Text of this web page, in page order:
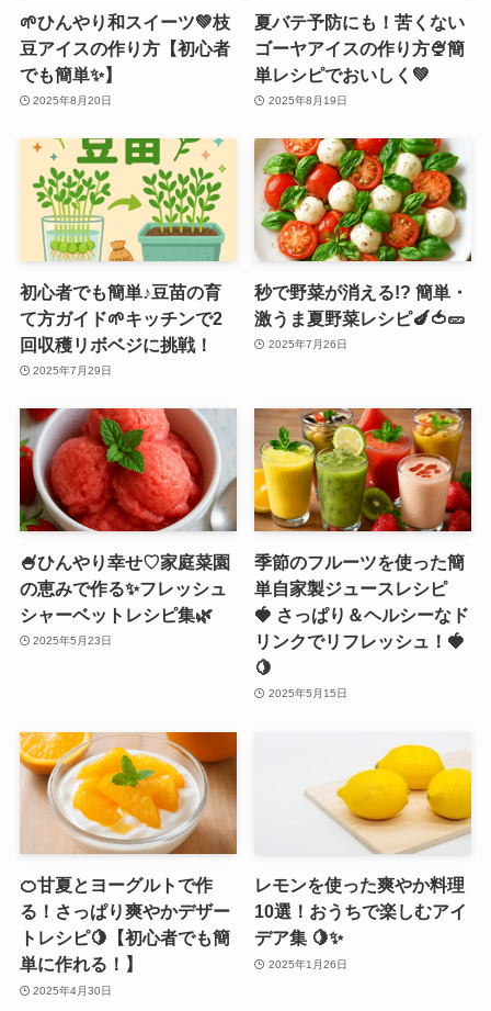
🌱ひんやり和スイーツ💚枝
豆アイスの作り方【初心者
でも簡単✨】
2025年8月20日
夏バテ予防にも！苦くない
ゴーヤアイスの作り方🍨簡
単レシピでおいしく💚
2025年8月19日
初心者でも簡単♪豆苗の育
て方ガイド🌱キッチンで2
回収穫リボベジに挑戦！
2025年7月29日
秒で野菜が消える!? 簡単・
激うま夏野菜レシピ🍆🍅🥒
2025年7月26日
🍧ひんやり幸せ♡家庭菜園
の恵みで作る✨フレッシュ
シャーベットレシピ集🌿
2025年5月23日
季節のフルーツを使った簡
単自家製ジュースレシピ
🍓 さっぱり＆ヘルシーなド
リンクでリフレッシュ！🍓
🍋
2025年5月15日
🍊甘夏とヨーグルトで作
る！さっぱり爽やかデザー
トレシピ🍋【初心者でも簡
単に作れる！】
2025年4月30日
レモンを使った爽やか料理
10選！おうちで楽しむアイ
デア集 🍋✨
2025年1月26日